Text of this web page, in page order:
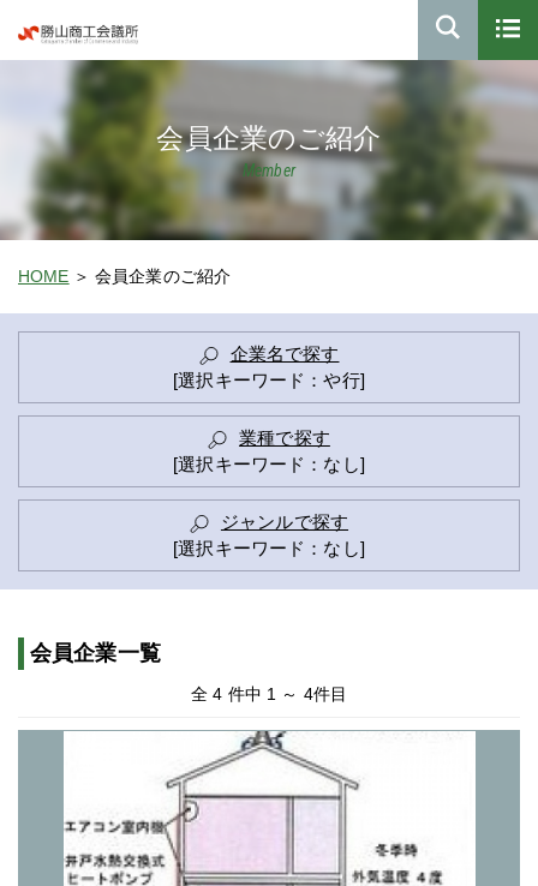
会員企業のご紹介
Member
HOME 会員企業のご紹介
企業名で探す
[選択キーワード：や行]
業種で探す
[選択キーワード：なし]
ジャンルで探す
[選択キーワード：なし]
会員企業一覧
全 4 件中 1 ～ 4件目